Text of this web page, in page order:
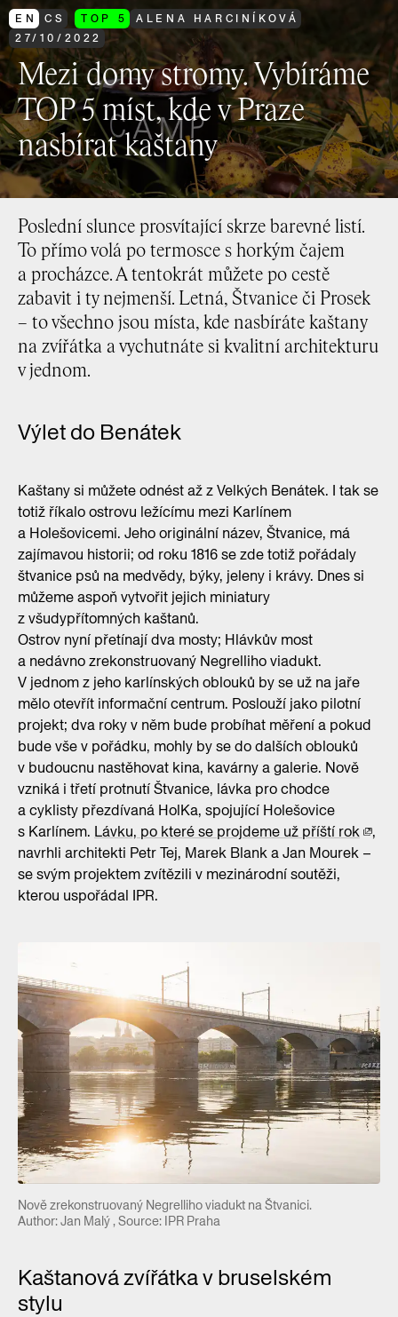
EN CS TOP 5
ALENA HARCINÍKOVÁ
27/ 10/ 2022
Mezi domy stromy. Vybíráme
TOP 5 míst, kde v Praze
nasbírat kaštany
Poslední slunce prosvítající skrze barevné listí.
To přímo volá po termosce s horkým čajem
a procházce. A tentokrát můžete po cestě
zabavit i ty nejmenší. Letná, Štvanice či Prosek
– to všechno jsou místa, kde nasbíráte kaštany
na zvířátka a vychutnáte si kvalitní architekturu
v jednom.
Výlet do Benátek
Kaštany si můžete odnést až z Velkých Benátek. I tak se
totiž říkalo ostrovu ležícímu mezi Karlínem
a Holešovicemi. Jeho originální název, Štvanice, má
zajímavou historii; od roku 1816 se zde totiž pořádaly
štvanice psů na medvědy, býky, jeleny i krávy. Dnes si
můžeme aspoň vytvořit jejich miniatury
z všudypřítomných kaštanů.
Ostrov nyní přetínají dva mosty; Hlávkův most
a nedávno zrekonstruovaný Negrelliho viadukt.
V jednom z jeho karlínských oblouků by se už na jaře
mělo otevřít informační centrum. Poslouží jako pilotní
projekt; dva roky v něm bude probíhat měření a pokud
bude vše v pořádku, mohly by se do dalších oblouků
v budoucnu nastěhovat kina, kavárny a galerie. Nově
vzniká i třetí protnutí Štvanice, lávka pro chodce
a cyklisty přezdívaná HolKa, spojující Holešovice
s Karlínem. Lávku, po které se projdeme už příští rok
,
navrhli architekti Petr Tej, Marek Blank a Jan Mourek –
se svým projektem zvítězili v mezinárodní soutěži,
kterou uspořádal IPR.
Nově zrekonstruovaný Negrelliho viadukt na Štvanici.
Author: Jan Malý , Source: IPR Praha
Kaštanová zvířátka v bruselském
stylu